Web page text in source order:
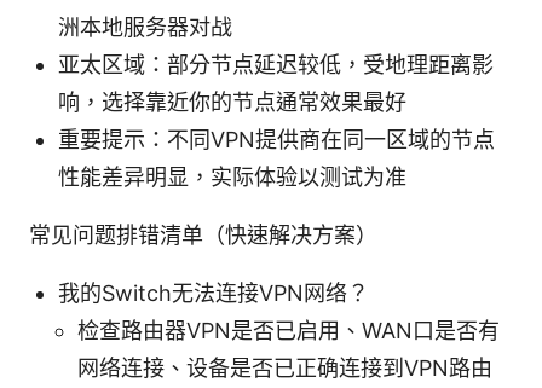
洲本地服务器对战
亚太区域：部分节点延迟较低，受地理距离影
响，选择靠近你的节点通常效果最好
重要提示：不同VPN提供商在同一区域的节点
性能差异明显，实际体验以测试为准
常见问题排错清单（快速解决方案）
我的Switch无法连接VPN网络？
检查路由器VPN是否已启用、WAN口是否有
网络连接、设备是否已正确连接到VPN路由